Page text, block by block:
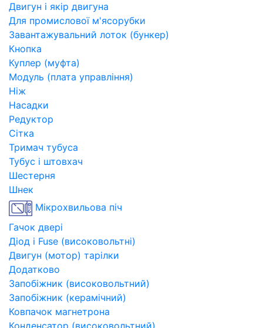
Двигун і якір двигуна
Для промислової м'ясорубки
Завантажувальний лоток (бункер)
Кнопка
Куплер (муфта)
Модуль (плата управління)
Ніж
Насадки
Редуктор
Сітка
Тримач тубуса
Тубус і штовхач
Шестерня
Шнек
Мікрохвильова піч
Гачок двері
Діод і Fuse (високовольтні)
Двигун (мотор) тарілки
Додатково
Запобіжник (високовольтний)
Запобіжник (керамічний)
Ковпачок магнетрона
Конденсатор (високовольтний)